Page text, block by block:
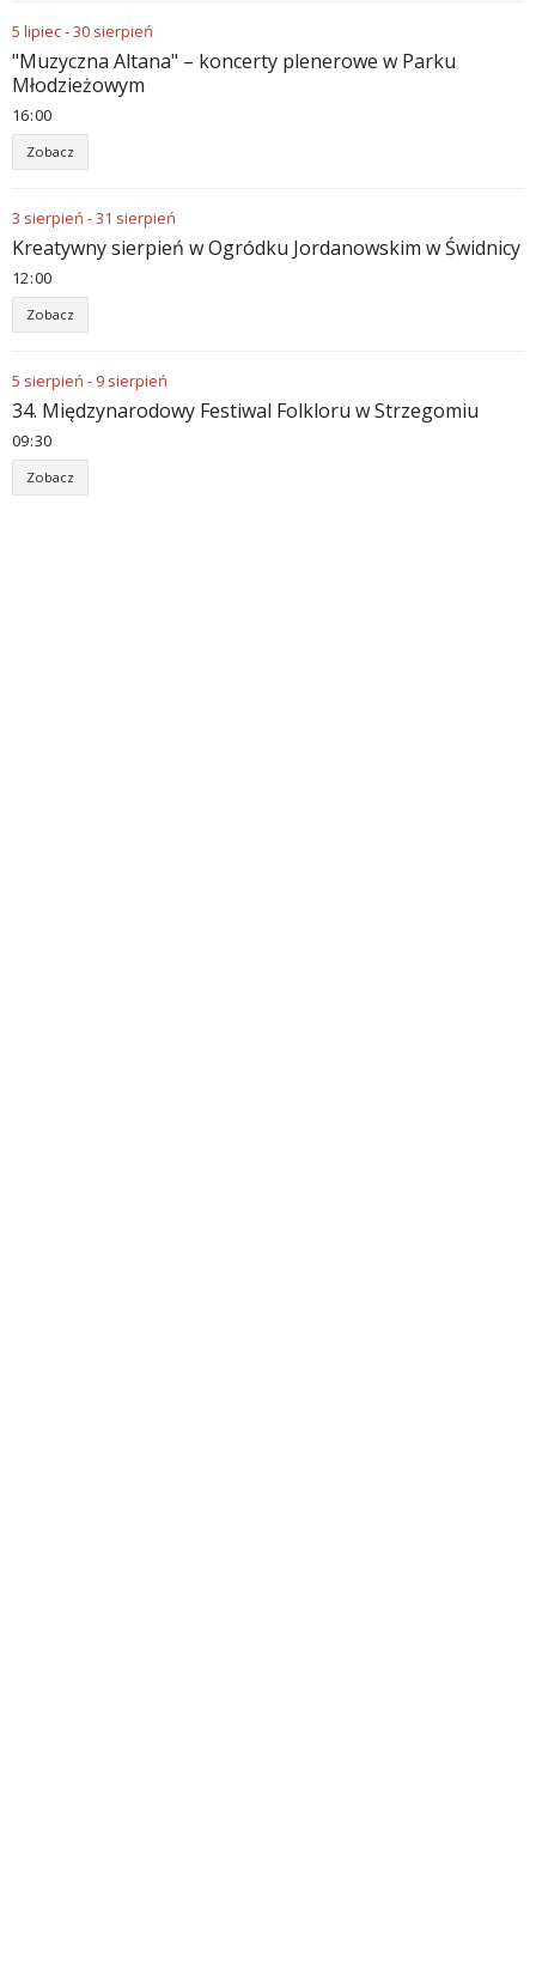
5 lipiec-30 sierpień
"Muzyczna Altana" – koncerty plenerowe w Parku
Młodzieżowym
16:00
Zobacz
3 sierpień -31 sierpień
Kreatywny sierpień w Ogródku Jordanowskim w Świdnicy
12:00
Zobacz
5 sierpień - 9 sierpień
34. Międzynarodowy Festiwal Folkloru w Strzegomiu
09:30
Zobacz